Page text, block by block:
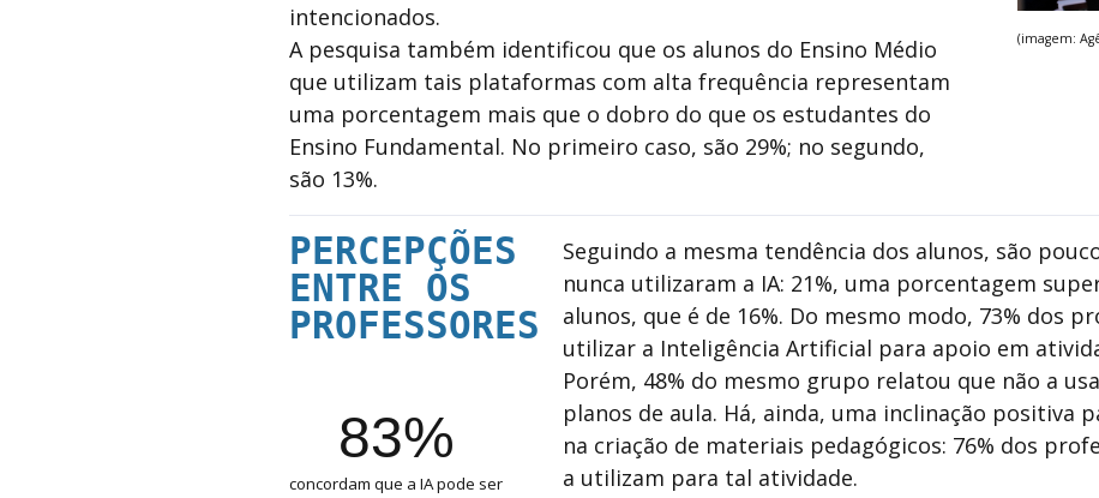
intencionados.
A pesquisa também identificou que os alunos do Ensino Médio
que utilizam tais plataformas com alta frequência representam
uma porcentagem mais que o dobro do que os estudantes do
Ensino Fundamental. No primeiro caso, são 29%; no segundo,
são 13%.
(imagem:
PERCEPÇÕES
ENTRE OS
PROFESSORES
83%
concordam que a IA pode ser
Seguindo a mesma tendência dos alunos, são
nunca utilizaram a IA: 21%, uma porcentagem
alunos, que é de 16%. Do mesmo modo, 73% dos
utilizar a Inteligência Artificial para apoio em
Porém, 48% do mesmo grupo relatou que não a
planos de aula. Há, ainda, uma inclinação positiva
na criação de materiais pedagógicos: 76% dos
a utilizam para tal atividade.